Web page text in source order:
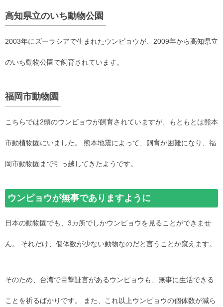
高知県立のいち動物公園
2003年にズーラシアで生まれたウンピョウが、2009年から高知県立
のいち動物公園で飼育されています。
福岡市動物園
こちらでは2頭のウンピョウが飼育されていますが、もともとは熊本
市動植物園にいました。 熊本地震によって、飼育が困難になり、福
岡市動物園まで引っ越してきたようです。
ウンピョウが無事でありますように
日本の動物園でも、3カ所でしかウンピョウを見ることができませ
ん。 それだけ、個体数が少ない動物なのだと言うことが窺えます。
そのため、台湾で目撃証言があるウンピョウも、無事に生活できる
ことを祈るばかりです。 また、これ以上ウンピョウの個体数が減ら